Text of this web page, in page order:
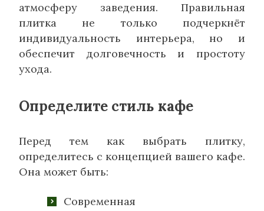
атмосферу заведения. Правильная
плитка не только подчеркнёт
индивидуальность интерьера, но и
обеспечит долговечность и простоту
ухода.
Определите стиль кафе
Перед тем как выбрать плитку,
определитесь с концепцией вашего кафе.
Она может быть:
Современная